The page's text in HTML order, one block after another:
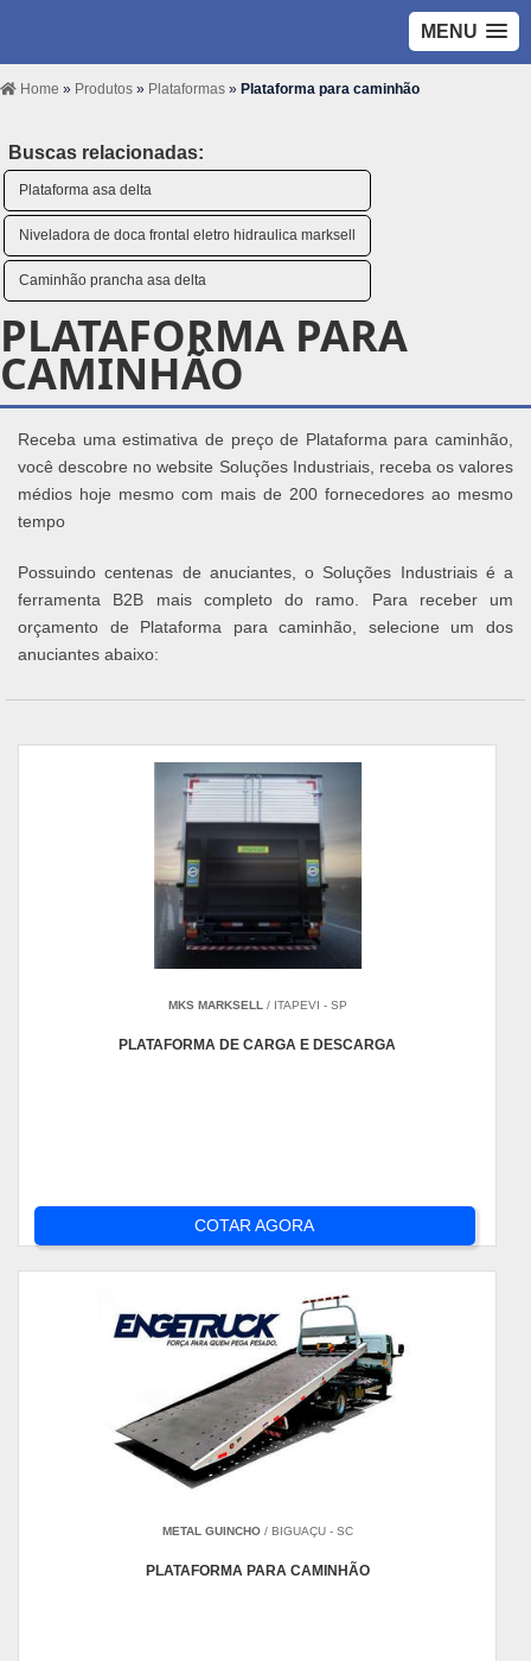
MENU
Home » Produtos » Plataformas » Plataforma para caminhão
Buscas relacionadas:
Plataforma asa delta
Niveladora de doca frontal eletro hidraulica marksell
Caminhão prancha asa delta
PLATAFORMA PARA
CAMINHÃO
Receba uma estimativa de preço de Plataforma para caminhão,
você descobre no website Soluções Industriais, receba os valores
médios hoje mesmo com mais de 200 fornecedores ao mesmo
tempo
Possuindo centenas de anuciantes, o Soluções Industriais é a
ferramenta B2B mais completo do ramo. Para receber um
orçamento de Plataforma para caminhão, selecione um dos
anuciantes abaixo:
MKS MARKSELL / ITAPEVI - SP
PLATAFORMA DE CARGA E DESCARGA
COTAR AGORA
METAL GUINCHO/ BIGUAÇU - SC
PLATAFORMA PARA CAMINHÃO